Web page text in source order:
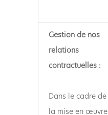
Gestion de nos
relations
contractuelles :
Dans le cadre de
la mise en œuvre